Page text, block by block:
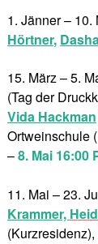
1. Jänner – 10.
Hörtner,
15. März – 5.
(Tag der
Vida Hackman
Ortweinschule (
–8. Mai 16:00
11. Mai – 23.
Krammer,
(Kurzresidenz),